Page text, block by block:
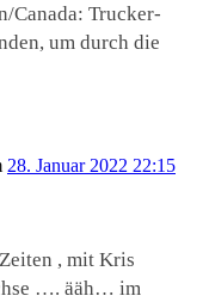
Canada: Trucker-
um durch die
28. Januar 2022 22:15
, mit Kris
…. ääh… im